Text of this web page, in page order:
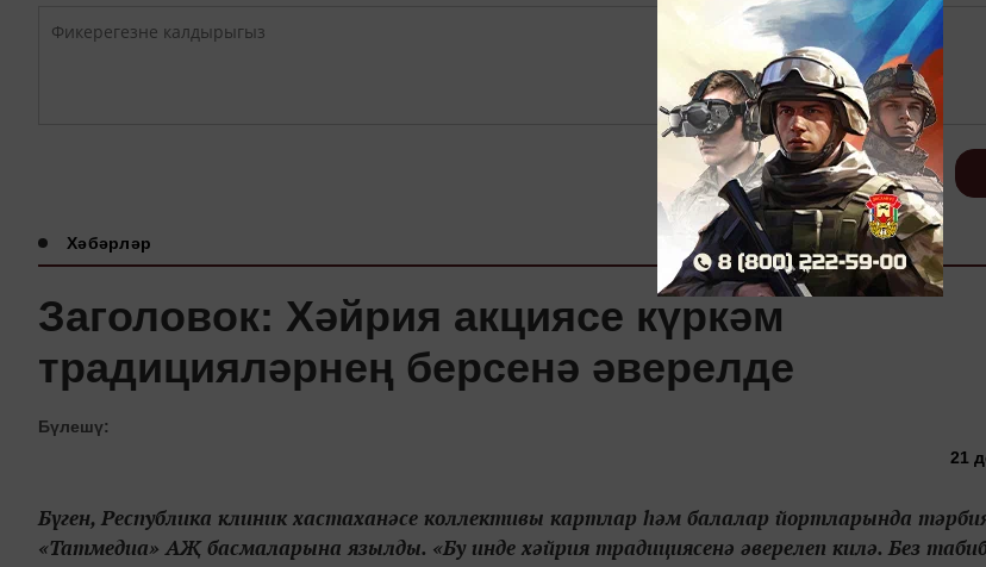
Теркәлү
Хәбәрләр
Заголовок: Хәйрия акциясе күркәм
традицияләрнең берсенә әверелде
Бүлешү:
21
Бүген, Республика клиник хастаханәсе коллективы картлар һәм балалар йортларында
«Татмедиа» АҖ басмаларына язылды. «Бу инде хәйрия традициясенә әверелеп килә. Без